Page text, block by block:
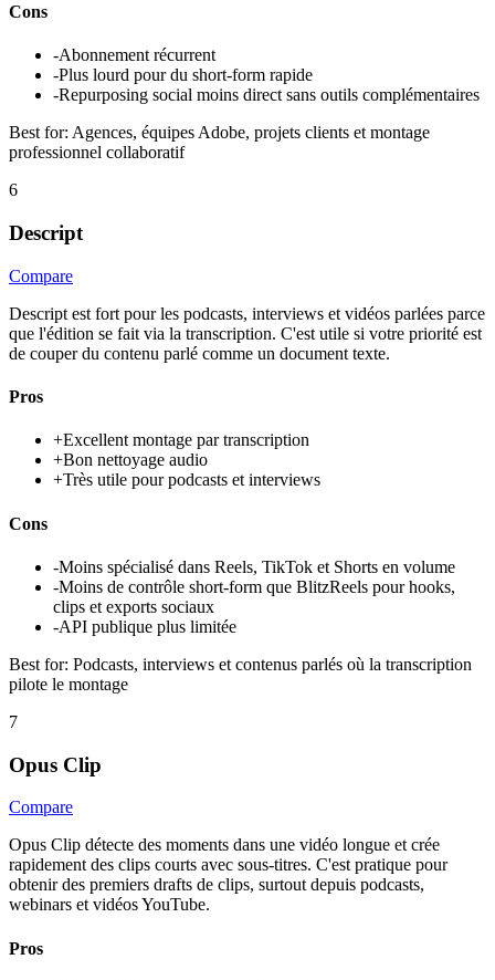
Cons
-Abonnement récurrent
-Plus lourd pour du short-form rapide
-Repurposing social moins direct sans outils complémentaires
Best for: Agences, équipes Adobe, projets clients et montage
professionnel collaboratif
6
Descript
Compare
Descript est fort pour les podcasts, interviews et vidéos parlées parce
que l'édition se fait via la transcription. C'est utile si votre priorité est
de couper du contenu parlé comme un document texte.
Pros
+Excellent montage par transcription
+Bon nettoyage audio
+Très utile pour podcasts et interviews
Cons
-Moins spécialisé dans Reels, TikTok et Shorts en volume
-Moins de contrôle short-form que BlitzReels pour hooks,
clips et exports sociaux
-API publique plus limitée
Best for: Podcasts, interviews et contenus parlés où la transcription
pilote le montage
7
Opus Clip
Compare
Opus Clip détecte des moments dans une vidéo longue et crée
rapidement des clips courts avec sous-titres. C'est pratique pour
obtenir des premiers drafts de clips, surtout depuis podcasts,
webinars et vidéos YouTube.
Pros